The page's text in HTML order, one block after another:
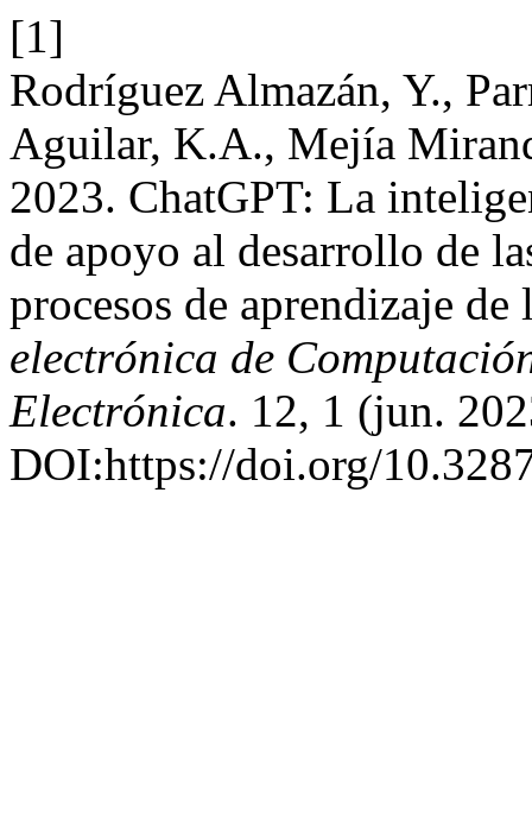
[1]
Rodríguez Almazán, Y.,
Aguilar, K.A., Mejía
2023. ChatGPT: La
de apoyo al desarrollo de
procesos de aprendizaje
electrónica de
Electrónica. 12, 1 (jun.
DOI:https://doi.org/